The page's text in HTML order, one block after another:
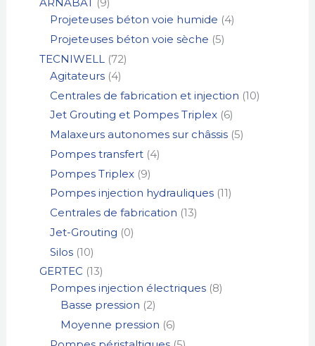
ARNABAT
9
Projeteuses béton voie humide 4
Projeteuses béton voie sèche 5
TECNIWELL 72
Agitateurs 4
Centrales de fabrication et injection 10
Jet Grouting et Pompes Triplex 6
Malaxeurs autonomes sur châssis 5
Pompes transfert 4
Pompes Triplex 9
Pompes injection hydrauliques 11
Centrales de fabrication 13
Jet-Grouting 0
Silos 10
GERTEC 13
Pompes injection électriques 8
Basse pression 2
Moyenne pression 6